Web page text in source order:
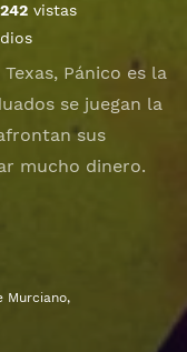
242 vistas
Pánico es la
se juegan la
sus
mucho dinero.
apuestas y el
verano hay 23
Murciano,